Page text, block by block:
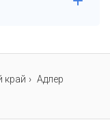
край
Адлер